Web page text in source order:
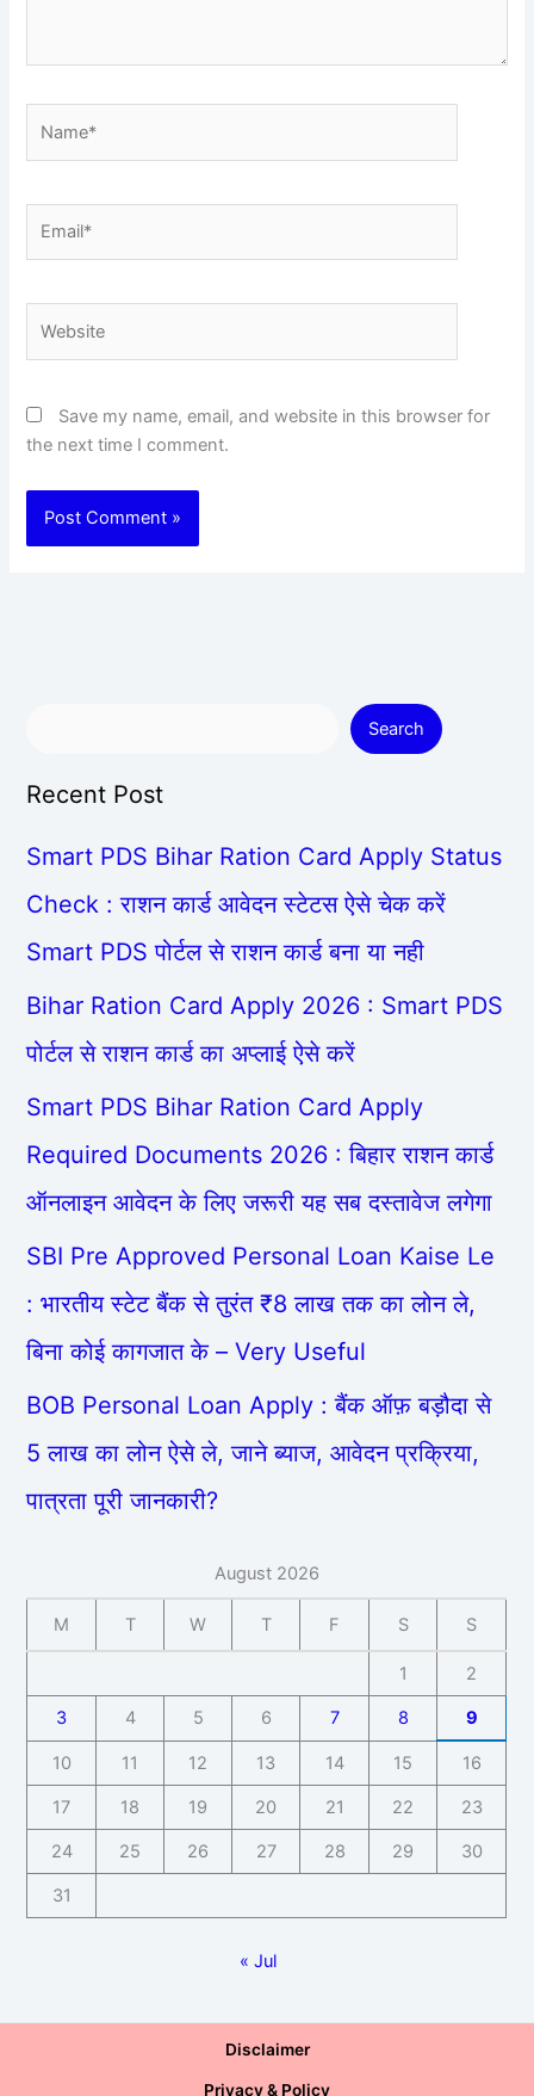
Save my name, email, and website in this browser for
the next time I comment.
Search
Recent Post
Smart PDS Bihar Ration Card Apply Status
Check : राशन कार्ड आवेदन स्टेटस ऐसे चेक करें
Smart PDS पोर्टल से राशन कार्ड बना या नही
Bihar Ration Card Apply 2026 : Smart PDS
पोर्टल से राशन कार्ड का अप्लाई ऐसे करें
Smart PDS Bihar Ration Card Apply
Required Documents 2026 : बिहार राशन कार्ड
ऑनलाइन आवेदन के लिए जरूरी यह सब दस्तावेज लगेगा
SBI Pre Approved Personal Loan Kaise Le
: भारतीय स्टेट बैंक से तुरंत ₹8 लाख तक का लोन ले,
बिना कोई कागजात के – Very Useful
BOB Personal Loan Apply : बैंक ऑफ़ बड़ौदा से
5 लाख का लोन ऐसे ले, जाने ब्याज, आवेदन प्रक्रिया,
पात्रता पूरी जानकारी?
August 2026
M T W T F S S
1 2
3 4 5 6 7 8 9
10 11 12 13 14 15 16
17 18 19 20 21 22 23
24 25 26 27 28 29 30
31
« Jul
Disclaimer
Privacy & Policy